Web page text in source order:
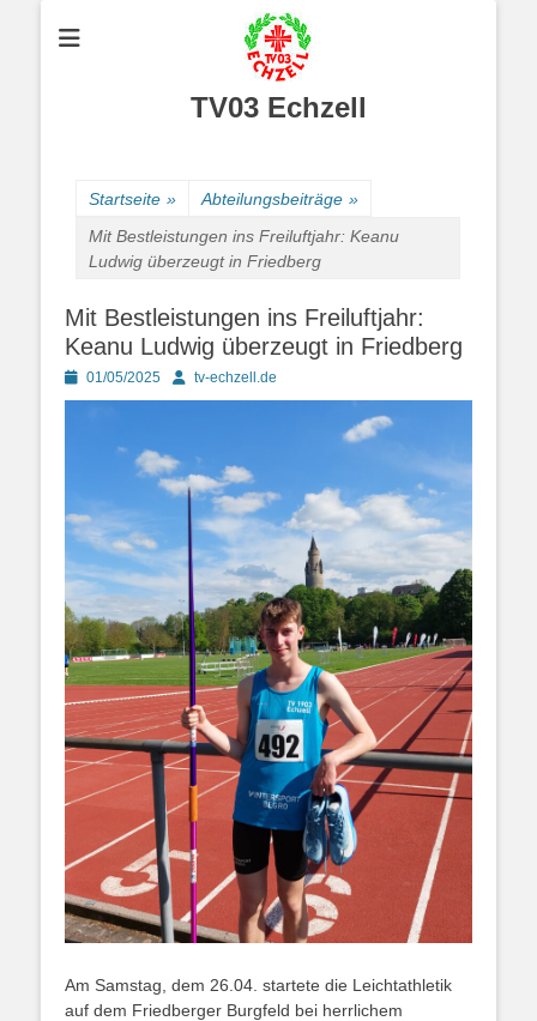
TV03 Echzell
Startseite » Abteilungsbeiträge »
Mit Bestleistungen ins Freiluftjahr: Keanu
Ludwig überzeugt in Friedberg
Mit Bestleistungen ins Freiluftjahr:
Keanu Ludwig überzeugt in Friedberg
Posted
on
01/05/2025 Autortv-echzell.de
Am Samstag, dem 26.04. startete die Leichtathletik
auf dem Friedberger Burgfeld bei herrlichem